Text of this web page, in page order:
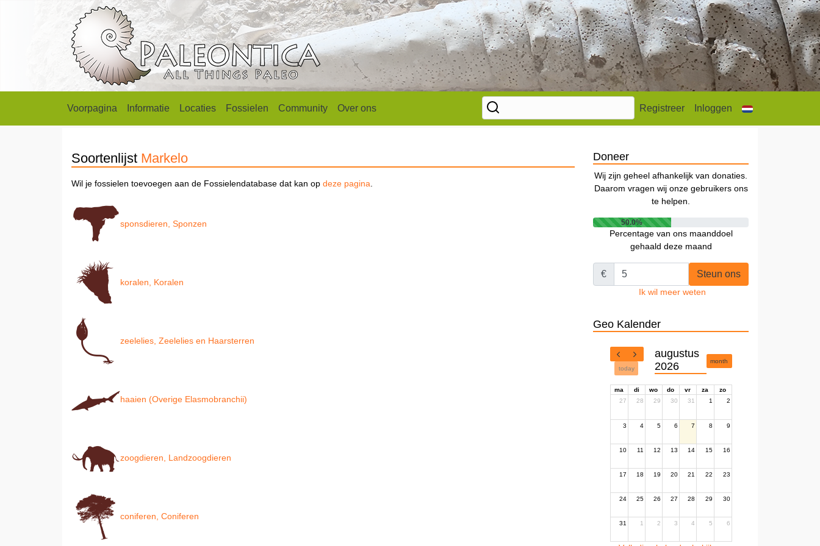
Voorpagina Informatie Locaties Fossielen Community Over ons Registreer Inloggen
Soortenlijst Markelo
Wil je fossielen toevoegen aan de Fossielendatabase dat kan op deze pagina
sponsdieren, Sponzen
koralen, Koralen
zeelelies, Zeelelies en Haarsterren
haaien (Overige Elasmobranchii)
zoogdieren, Landzoogdieren
coniferen, Coniferen
Doneer
Wij zijn geheel afhankelijk van donaties.
Daarom vragen wij onze gebruikers ons
te helpen.
50.0%
Percentage van ons maanddoel
gehaald deze maand
€ Steun ons
Ik wil meer weten
Geo Kalender
today
augustus
2026
month
ma di wo do vr za
zo
27
28 29 30 31 1 2
3 4 5 6 7 8 9
10 11 12 13 14 15 16
17 18 19 20 21 22 23
24 25 26 27 28 29 30
31 1 2 3 4 5 6